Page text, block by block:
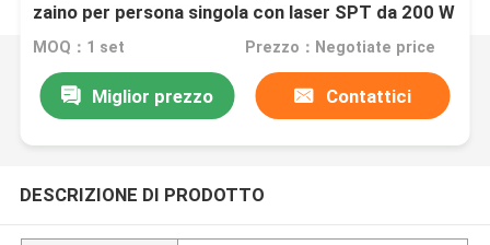
zaino per persona singola con laser SPT da 200 W
MOQ：1 set Prezzo：Negotiate price
Miglior prezzo Contattici
DESCRIZIONE DI PRODOTTO